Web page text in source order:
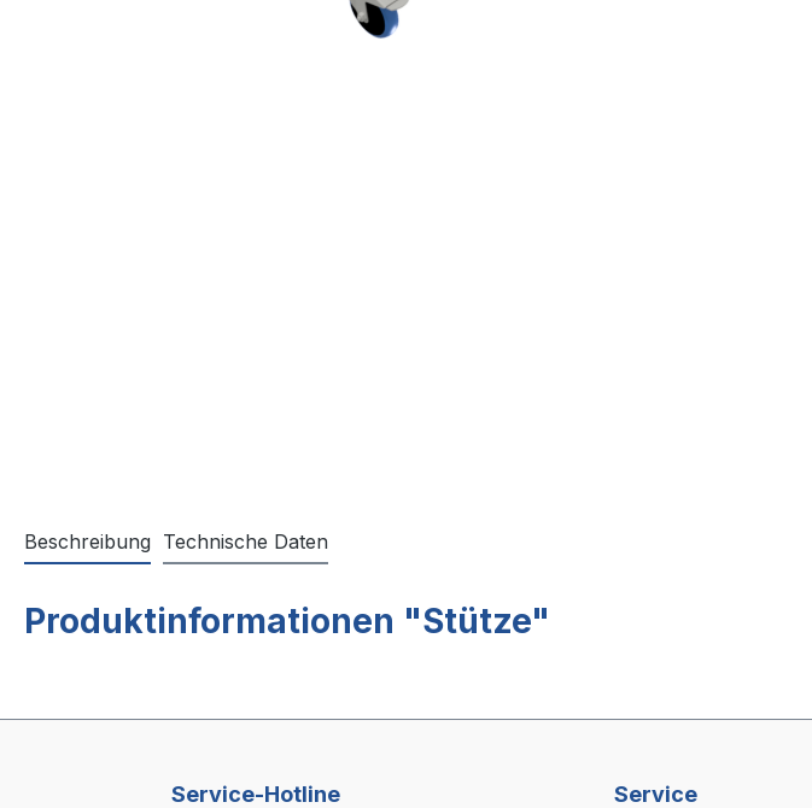
Beschreibung Technische Daten
Produktinformationen "Stütze"
Service-Hotline Service